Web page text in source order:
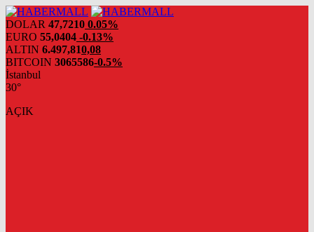
DOLAR 47,7210 0.05%
EURO 55,0404 -0.13%
ALTIN 6.497,810,08
BITCOIN 3065586-0.5%
İstanbul
30°
AÇIK